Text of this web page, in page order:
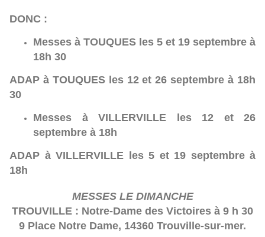
DONC :
Messes à TOUQUES les 5 et 19 septembre à
18h 30
ADAP à TOUQUES les 12 et 26 septembre à 18h
30
Messes à VILLERVILLE les 12 et 26
septembre à 18h
ADAP à VILLERVILLE les 5 et 19 septembre à
18h
MESSES LE DIMANCHE
TROUVILLE : Notre-Dame des Victoires à 9 h 30
9 Place Notre Dame, 14360 Trouville-sur-mer.